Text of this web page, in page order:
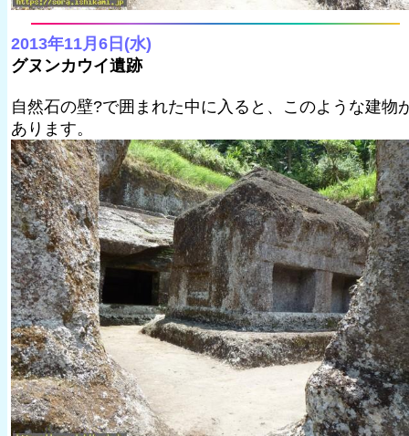
2013年11月6日(水)
グヌンカウイ遺跡
自然石の壁?で囲まれた中に入ると、このような建物
あります。